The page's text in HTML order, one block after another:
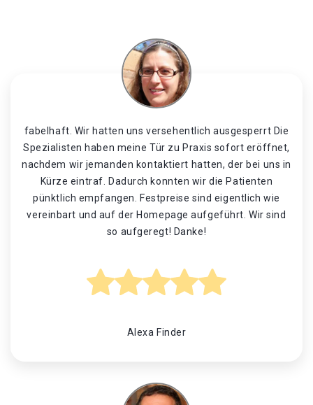
fabelhaft. Wir hatten uns versehentlich ausgesperrt Die
Spezialisten haben meine Tür zu Praxis sofort eröffnet,
nachdem wir jemanden kontaktiert hatten, der bei uns in
Kürze eintraf. Dadurch konnten wir die Patienten
pünktlich empfangen. Festpreise sind eigentlich wie
vereinbart und auf der Homepage aufgeführt. Wir sind
so aufgeregt! Danke!
Alexa Finder